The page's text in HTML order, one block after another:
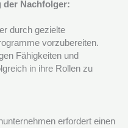
der Nachfolger:
durch gezielte
vorzubereiten.
Fähigkeiten und
in ihre Rollen zu
erfordert einen